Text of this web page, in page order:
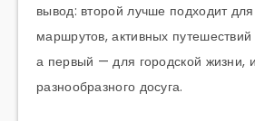
вывод: второй лучше подходит
маршрутов, активных
а первый — для городской жизни,
разнообразного досуга.